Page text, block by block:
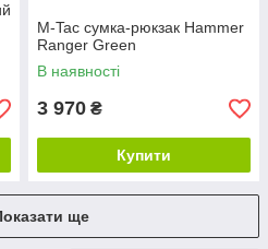
M-Tac сумка-рюкзак Hammer
Ranger Green
В наявності
3 970 ₴
Купити
ще